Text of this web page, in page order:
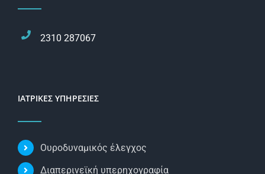
2310 287067
ΙΑΤΡΙΚΕΣ ΥΠΗΡΕΣΙΕΣ
Ουροδυναμικός έλεγχος
Διαπερινεϊκή υπερηχογραφία